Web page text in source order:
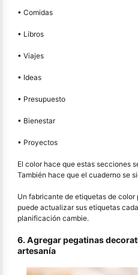
• Comidas
• Libros
• Viajes
• Ideas
• Presupuesto
• Bienestar
• Proyectos
El color hace que estas secciones
También hace que el cuaderno se
Un fabricante de etiquetas de
puede actualizar sus etiquetas
planificación cambie.
6. Agregar pegatinas
artesanía